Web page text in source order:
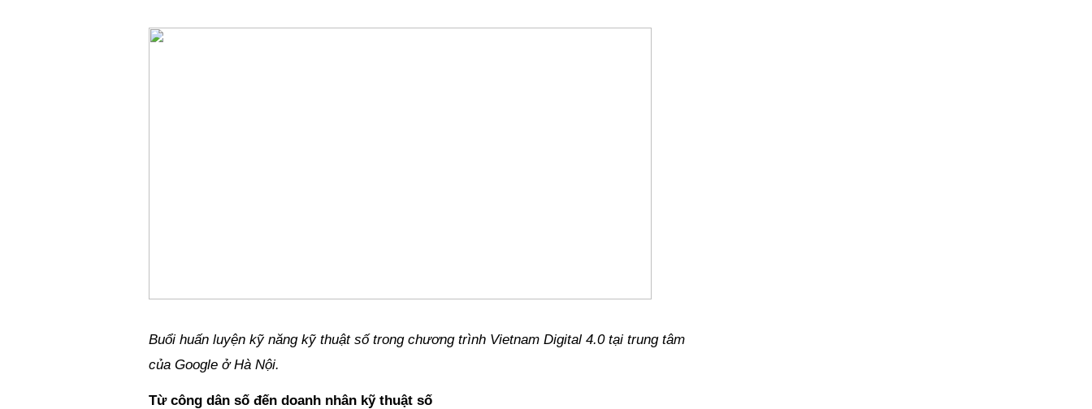
Buổi huấn luyện kỹ năng kỹ thuật số trong chương trình Vietnam Digital 4.0 tại trung tâm
của Google ở Hà Nội.
Từ công dân số đến doanh nhân kỹ thuật số